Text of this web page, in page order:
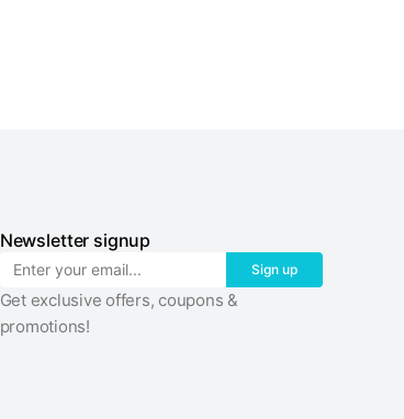
Newsletter signup
Sign up
Get exclusive offers, coupons &
promotions!